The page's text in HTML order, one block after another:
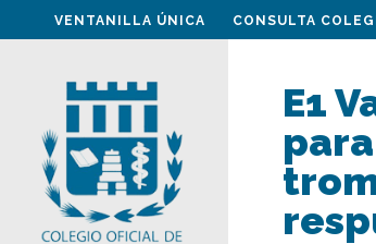
VENTANILLA ÚNICA CONSULTA
E1